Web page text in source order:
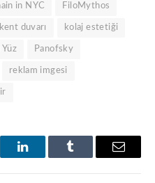
in NYC FiloMythos
kent duvarı kolaj estetiği
Yüz Panofsky
reklam imgesi
LinkedInTumblr Email